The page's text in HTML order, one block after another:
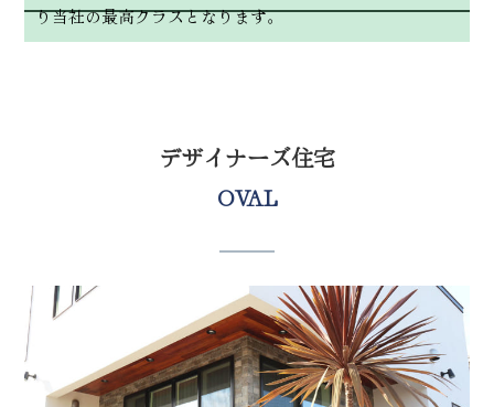
り当社の最高クラスとなります。
デザイナーズ住宅
OVAL